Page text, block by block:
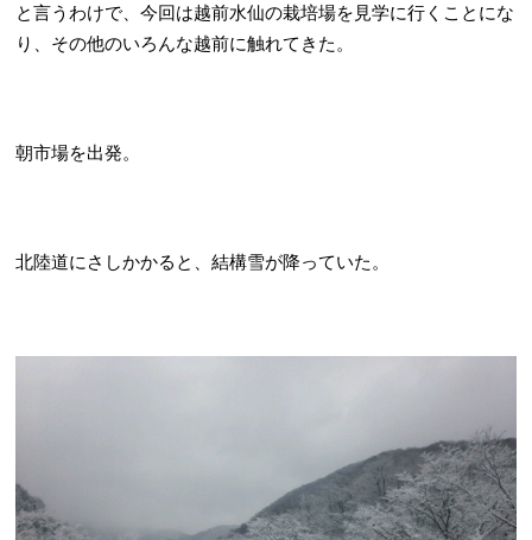
と言うわけで、今回は越前水仙の栽培場を見学に行くことにな
り、その他のいろんな越前に触れてきた。
朝市場を出発。
北陸道にさしかかると、結構雪が降っていた。